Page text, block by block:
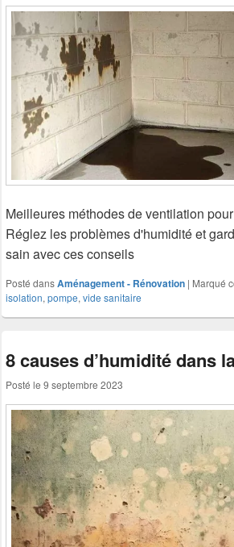
Meilleures méthodes de ventilation
Réglez les problèmes d'humidité et
sain avec ces conseils
Posté dansAménagement - Rénovation | Marqué
isolation, pompe, vide sanitaire
8 causes d’humidité dans
Posté le 9 septembre 2023